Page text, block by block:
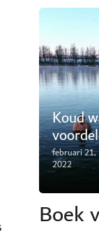
Koud
februari 21,
2022
Boek